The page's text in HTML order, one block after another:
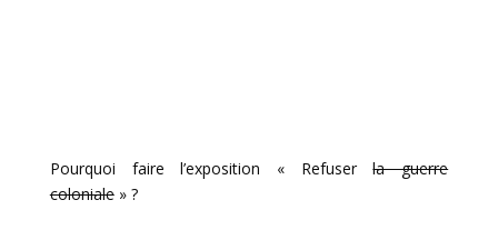
Pourquoi faire l’exposition « Refuserla guerre
coloniale» ?